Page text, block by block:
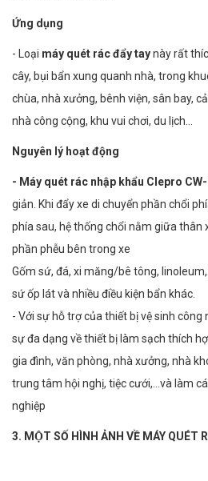
Ứng dụng
- Loại máy quét rác đẩy taynày rất
cây, bụi bẩn xung quanh nhà, trong
chùa, nhà xưởng, bênh viện, sân bay,
nhà công cộng, khu vui chơi, du lịch…
Nguyên lý hoạt động
- Máy quét rác nhập khẩu Clepro
giản. Khi đẩy xe di chuyển phần chổi
phía sau, hệ thống chổi nằm giữa thân
phần phễu bên trong xe
Gốm sứ, đá, xi măng/bê tông,
sứ ốp lát và nhiều điều kiện bẩn khác.
- Với sự hỗ trợ của thiết bị vệ sinh công
sự đa dạng về thiết bị làm sạch thích
gia đình, văn phòng, nhà xưởng, nhà
trung tâm hội nghị, tiệc cưới,…và làm
nghiệp
3. MỘT SỐ HÌNH ẢNH VỀ MÁY QUÉT